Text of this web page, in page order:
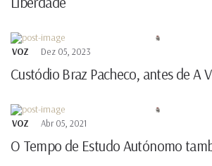
VOZ Dez 05, 2023
Custódio Braz Pacheco, antes de A
VOZ Abr 05, 2021
O Tempo de Estudo Autónomo